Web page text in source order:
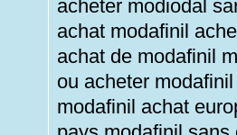
acheter modiodal
achat modafinil
achat de modafinil
ou acheter
modafinil achat